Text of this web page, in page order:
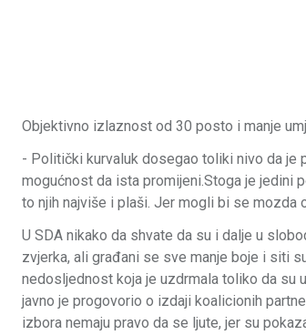
Objektivno izlaznost od 30 posto i manje
- Politički kurvaluk dosegao toliki nivo da je
mogućnost da ista promijeni.Stoga je jedini
to njih najviše i plaši. Jer mogli bi se mozda
U SDA nikako da shvate da su i dalje u
zvjerka, ali građani se sve manje boje i siti
nedosljednost koja je uzdrmala toliko da su
javno je progovorio o izdaji koalicionih
izbora nemaju pravo da se ljute, jer su